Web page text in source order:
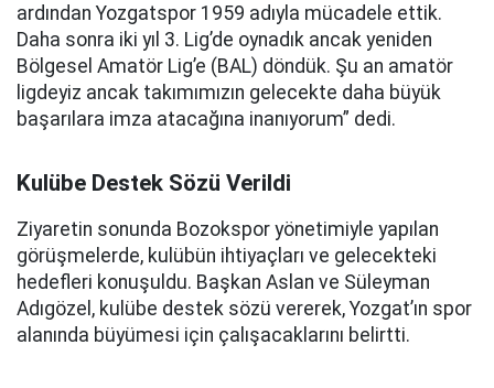
ardından Yozgatspor 1959 adıyla mücadele ettik.
Daha sonra iki yıl 3. Lig’de oynadık ancak yeniden
Bölgesel Amatör Lig’e (BAL) döndük. Şu an amatör
ligdeyiz ancak takımımızın gelecekte daha büyük
başarılara imza atacağına inanıyorum” dedi.
Kulübe Destek Sözü Verildi
Ziyaretin sonunda Bozokspor yönetimiyle yapılan
görüşmelerde, kulübün ihtiyaçları ve gelecekteki
hedefleri konuşuldu. Başkan Aslan ve Süleyman
Adıgözel, kulübe destek sözü vererek, Yozgat’ın spor
alanında büyümesi için çalışacaklarını belirtti.